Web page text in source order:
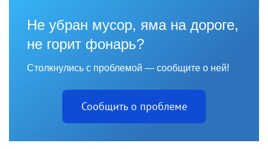
Не убран мусор, яма на дороге,
не горит фонарь?
Столкнулись с проблемой — сообщите о ней!
Сообщить о проблеме